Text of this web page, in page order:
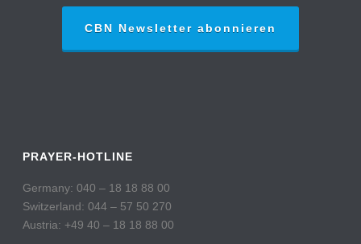
CBN Newsletter abonnieren
PRAYER-HOTLINE
Germany: 040 – 18 18 88 00
Switzerland: 044 – 57 50 270
Austria: +49 40 – 18 18 88 00